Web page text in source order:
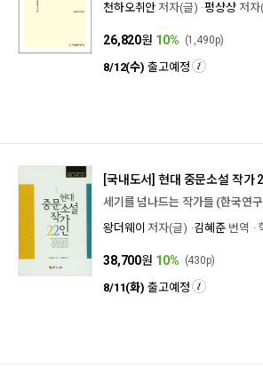
천하오취안 저자(글) 펑샹샹 저자
26,820원 10% (1,490p)
8/12(수) 출고예정
[국내도서] 현대 중문소설 작가
왕더웨이 저자(글) 김혜준 번역
38,700원 10% (430p)
8/11(화) 출고예정